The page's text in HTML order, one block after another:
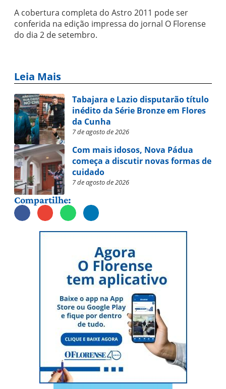
A cobertura completa do Astro 2011 pode ser
conferida na edição impressa do jornal O Florense
do dia 2 de setembro.
Leia Mais
Tabajara e Lazio disputarão título
inédito da Série Bronze em Flores
da Cunha
7 de agosto de 2026
Com mais idosos, Nova Pádua
começa a discutir novas formas de
cuidado
7 de agosto de 2026
Compartilhe: